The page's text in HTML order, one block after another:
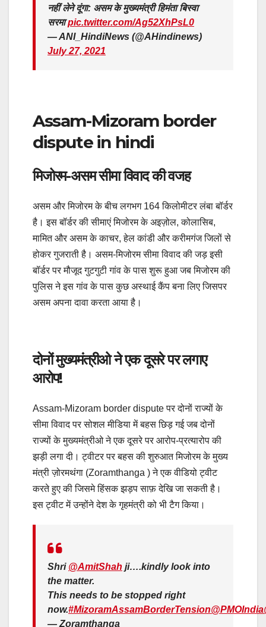
नहीं लेने दूंगा: असम के मुख्यमंत्री हिमंता बिस्वा
सरमाpic.twitter.com/Ag52XhPsL0
— ANI_HindiNews (@AHindinews)
July 27, 2021
Assam-Mizoram border
dispute in hindi
मिजोरम-असम सीमा विवाद की वजह
असम और मिजोरम के बीच लगभग 164 किलोमीटर लंबा बॉर्डर
है। इस बॉर्डर की सीमाएं मिजोरम के अइज़ोल, कोलासिब,
मामित और असम के काचर, हेल कांडी और करीमगंज जिलों से
होकर गुजराती है। असम-मिजोरम सीमा विवाद की जड़ इसी
बॉर्डर पर मौजूद गुटगुटी गांव के पास शुरू हुआ जब मिजोरम की
पुलिस ने इस गांव के पास कुछ अस्थाई कैंप बना लिए जिसपर
असम अपना दावा करता आया है।
दोनों मुख्यमंत्रीओ ने एक दूसरे पर लगाए
आरोप!
Assam-Mizoram border dispute पर दोनों राज्यों के
सीमा विवाद पर सोशल मीडिया में बहस छिड़ गई जब दोनों
राज्यों के मुख्यमंत्रीओ ने एक दूसरे पर आरोप-प्रत्यारोप की
झड़ी लगा दी। ट्वीटर पर बहस की शुरुआत मिजोरम के मुख्य
मंत्री ज़ोरमथंगा (Zoramthanga ) ने एक वीडियो ट्वीट
करते हुए की जिसमे हिंसक झड़प साफ़ देखि जा सकती है।
इस ट्वीट में उन्होंने देश के गृहमंत्री को भी टैग किया।
Shri @AmitShah ji….kindly look into
the matter.
This needs to be stopped right
now.#MizoramAssamBorderTension@PMOIndia
— Zoramthanga